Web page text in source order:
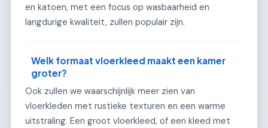
en katoen, met een focus op wasbaarheid en
langdurige kwaliteit, zullen populair zijn.
Welk formaat vloerkleed maakt een kamer
groter?
Ook zullen we waarschijnlijk meer zien van
vloerkleden met rustieke texturen en een warme
uitstraling. Een groot vloerkleed, of een kleed met